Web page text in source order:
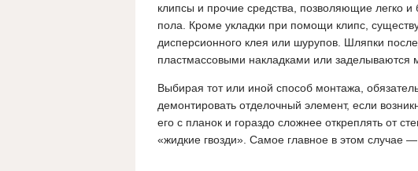
клипсы и прочие средства, позволяющие легко
пола. Кроме укладки при помощи клипс,
дисперсионного клея или шурупов. Шляпки
пластмассовыми накладками или заделываются
Выбирая тот или иной способ монтажа,
демонтировать отделочный элемент, если
его с планок и гораздо сложнее откреплять от
«жидкие гвозди». Самое главное в этом случае